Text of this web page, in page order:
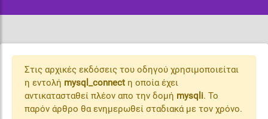
Στις αρχικές εκδόσεις του οδηγού χρησιμοποιείται
η εντολή mysql_connect η οποία έχει
αντικατασταθεί πλέον απο την δομή mysqli. Το
παρόν άρθρο θα ενημερωθεί σταδιακά με τον χρόνο.